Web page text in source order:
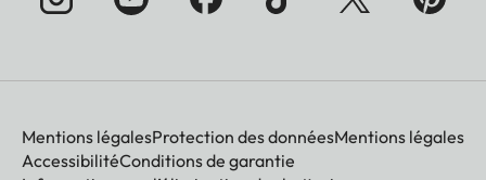
Mentions légalesProtection des donnéesMentions légales
AccessibilitéConditions de garantie